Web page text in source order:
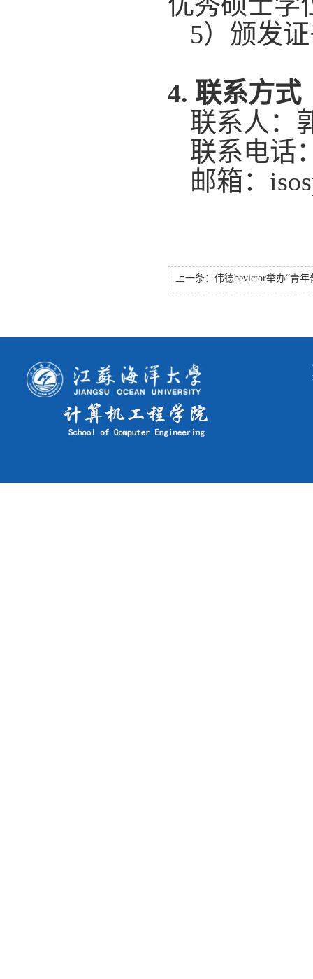
5）颁发
4. 联系方式
联系人：
联系电话
邮箱：
上一条： 伟德bevictor举办“青年